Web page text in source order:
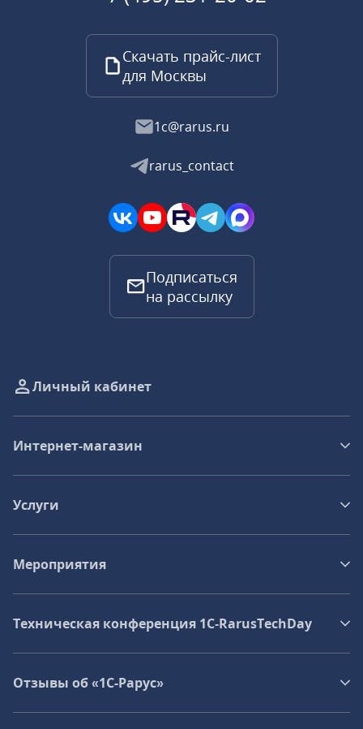
Скачать прайс-лист
для Москвы
1c@rarus.ru
rarus_contact
Подписаться
на рассылку
Личный кабинет
Интернет-магазин
Услуги
Мероприятия
Техническая конференция 1C‑RarusTechDay
Отзывы об «1С-Рарус»